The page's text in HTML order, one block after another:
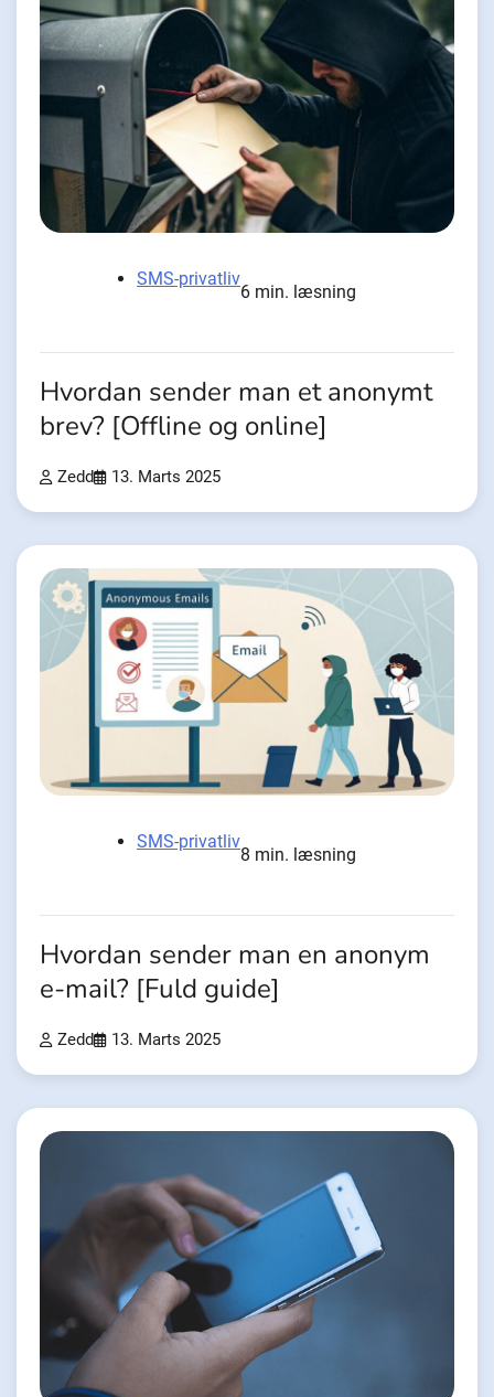
SMS-privatliv
6 min. læsning
Hvordan sender man et anonymt
brev? [Offline og online]
Zedd 13. Marts 2025
SMS-privatliv
8 min. læsning
Hvordan sender man en anonym
e-mail? [Fuld guide]
Zedd 13. Marts 2025